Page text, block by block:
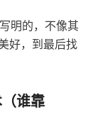
明的，不像其
好，到最后找
谁靠